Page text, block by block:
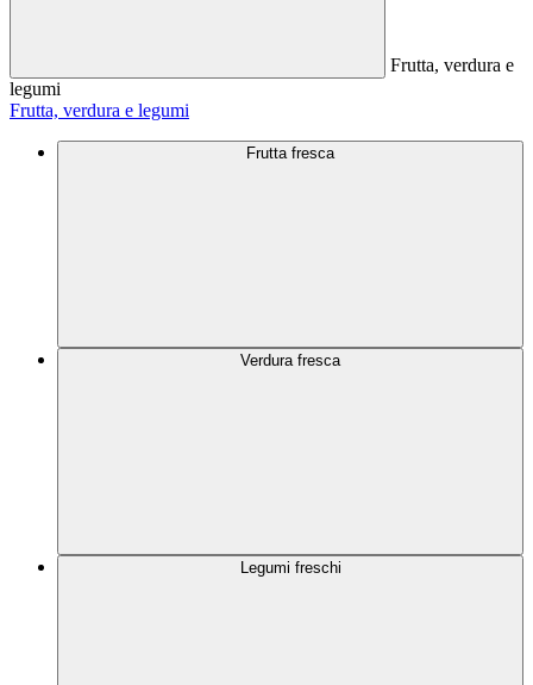
Frutta, verdura e
legumi
Frutta, verdura e legumi
Frutta fresca
Verdura fresca
Legumi freschi